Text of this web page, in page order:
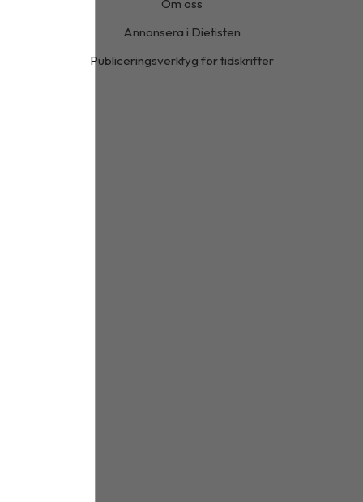
Om oss
Annonsera i Dietisten
Publiceringsverktyg för tidskrifter